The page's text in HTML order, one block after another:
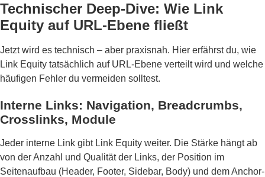
Technischer Deep-Dive: Wie Link
Equity auf URL-Ebene fließt
Jetzt wird es technisch – aber praxisnah. Hier erfährst du, wie
Link Equity tatsächlich auf URL-Ebene verteilt wird und welche
häufigen Fehler du vermeiden solltest.
Interne Links: Navigation, Breadcrumbs,
Crosslinks, Module
Jeder interne Link gibt Link Equity weiter. Die Stärke hängt ab
von der Anzahl und Qualität der Links, der Position im
Seitenaufbau (Header, Footer, Sidebar, Body) und dem Anchor-